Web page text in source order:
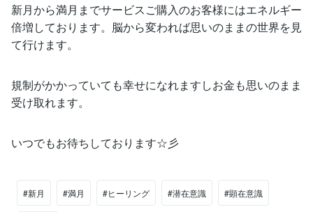
新月から満月までサービスご購入のお客様にはエネルギー
倍増しております。脳から変われば思いのままの世界を見
て行けます。
規制がかかっていても幸せになれますしお金も思いのまま
受け取れます。
いつでもお待ちしております☆彡
#新月 #満月 #ヒーリング #潜在意識 #顕在意識